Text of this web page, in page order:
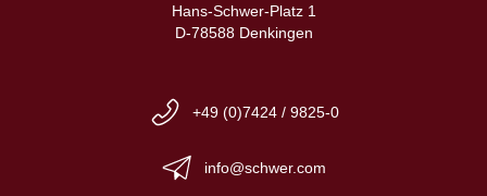
Hans-Schwer-Platz 1
D-78588 Denkingen
+49 (0)7424 / 9825-0
info@schwer.com